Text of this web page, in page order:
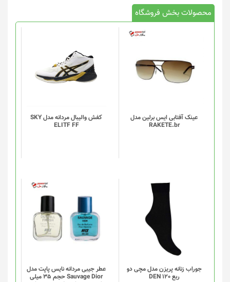
محصولات بخش فروشگاه
عینک آفتابی ایس برلین مدل
RAKETE.br
کفش والیبال مردانه مدل SKY
ELITF FF
دارای
انواع
مختلفی
گزینه
ها
محصول
انتخاب
جوراب زنانه پریزن مدل مچی دو
ربع DEN 120
این
محصول
دارای
انواع
مختلفی
می
گزینه
عطر جیبی مردانه نایس پاپت مدل
Sauvage Dior حجم 35 میلی